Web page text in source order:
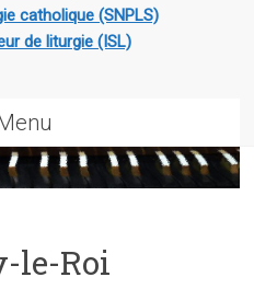
catholique (SNPLS)
de liturgie (ISL)
le-Roi